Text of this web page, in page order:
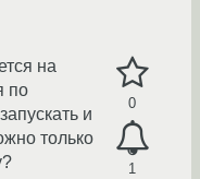
0
1
на
по
и
только